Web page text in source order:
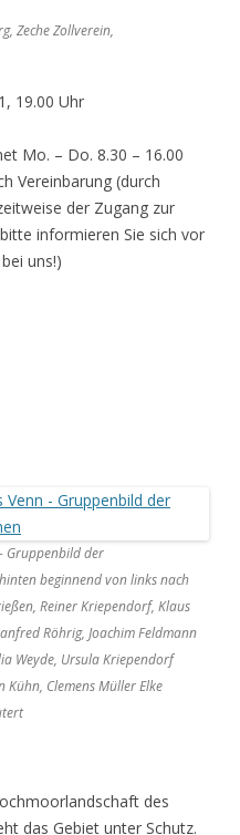
Zeche Zollverein,
19.00 Uhr
Mo. – Do. 8.30 – 16.00
Vereinbarung (durch
der Zugang zur
informieren Sie sich vor
uns!)
Gruppenbild der
beginnend von links nach
Reiner Kriependorf, Klaus
Röhrig, Joachim Feldmann
Weyde, Ursula Kriependorf
Clemens Müller Elke
des
das Gebiet unter Schutz.